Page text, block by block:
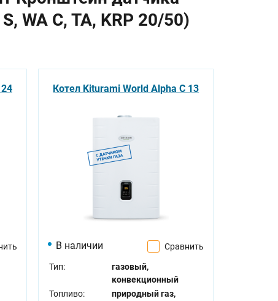
WA C, TA, KRP 20/50)
Котел Kiturami World Alpha C 13
В наличии Сравнить
Тип:
газовый,
конвекционный
Топливо:
природный газ,